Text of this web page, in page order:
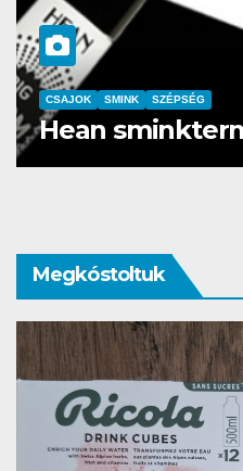
CSAJOK SMINK SZÉPSÉG
Hean
Megkóstoltuk